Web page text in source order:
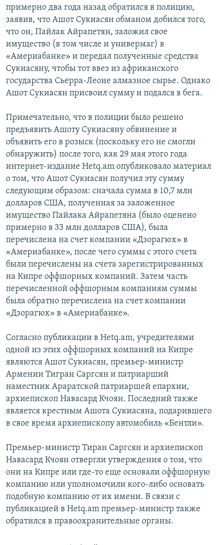
примерно два года назад обратился в полицию,
заявив, что Ашот Сукиасян обманом добился того,
что он, Пайлак Айрапетян, заложил свое
имущество (в том числе и универмаг) в
«Америабанке» и передал полученные средства
Сукиасяну, чтобы тот ввез из африканского
государства Сьерра-Леоне алмазное сырье. Однако
Ашот Сукиасян присвоил сумму и подался в бега.
Примечательно, что в полиции было решено
предъявить Ашоту Сукиасяну обвинение и
объявить его в розыск (поскольку его не смогли
обнаружить) после того, как 29 мая этого года
интернет-издание Hetq.am опубликовало материал
о том, что Ашот Сукиасян получил эту сумму
следующим образом: сначала сумма в 10,7 млн
долларов США, полученная за заложенное
имущество Пайлака Айрапетяна (было оценено
примерно в 33 млн долларов США), была
перечислена на счет компании «Дзорагюх» в
«Америабанке», после чего суммы с этого счета
были перечислены на счета зарегистрированных
на Кипре оффшорных компаний. Затем часть
перечисленной оффшорным компаниям суммы
была обратно перечислена на счет компании
«Дзорагюх» в «Америабанке».
Согласно публикации в Hetq.am, учредителями
одной из этих оффшорных компаний на Кипре
являются Ашот Сукиасян, премьер-министр
Армении Тигран Саргсян и патриарший
наместник Араратской патриаршей епархии,
архиепископ Навасард Кчоян. Последний также
является крестным Ашота Сукиасяна, подарившего
в свое время архиепископу автомобиль «Бентли».
Премьер-министр Тиран Саргсян и архиепископ
Навасард Кчоян отвергли утверждения о том, что
они на Кипре или где-то еще основали оффшорную
компанию или уполномочили кого-либо основать
подобную компанию от их имени. В связи с
публикацией в Hetq.am премьер-министр также
обратился в правоохранительные органы.